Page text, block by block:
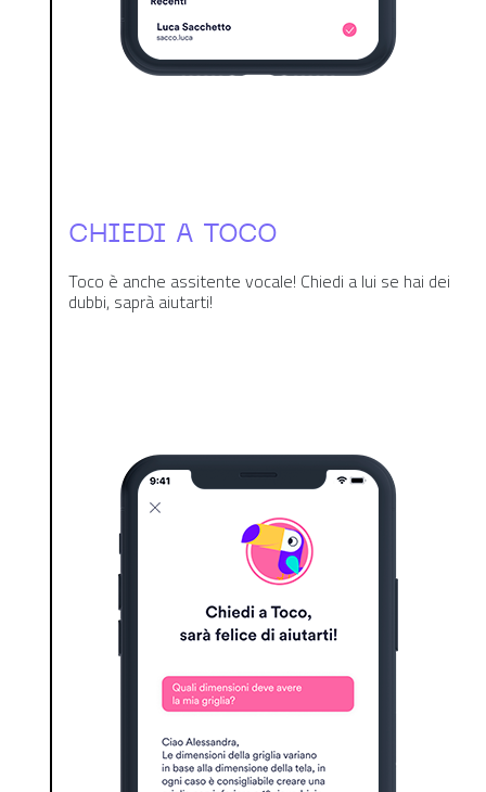
CHIEDI A TOCO
Toco è anche assitente vocale! Chiedi a lui se hai dei
dubbi, saprà aiutarti!